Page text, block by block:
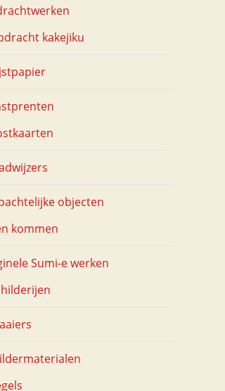
kakejiku
objecten
kommen
Sumi-e werken